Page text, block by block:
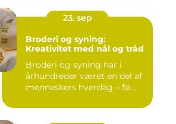
23. sep
Broderi og syning:
Kreativitet med nål og tråd
Broderi og syning har i
århundreder været en del af
menneskers hverdag – fø...